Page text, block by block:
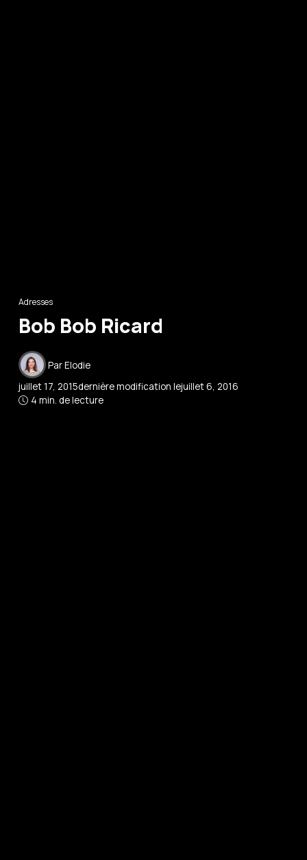
Adresses
Bob Bob Ricard
ParElodie
juillet 17, 2015dernière modification lejuillet 6, 2016
4 min. de lecture